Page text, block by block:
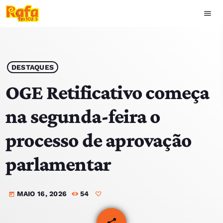
menu
play_arrow OUVIR RAFA
HOME
NOTÍCIAS
EQUIPA
TOP 15
DESTAQUES
OGE Retificativo começa
na segunda-feira o
processo de aprovação
parlamentar
today MAIO 16, 2026 54